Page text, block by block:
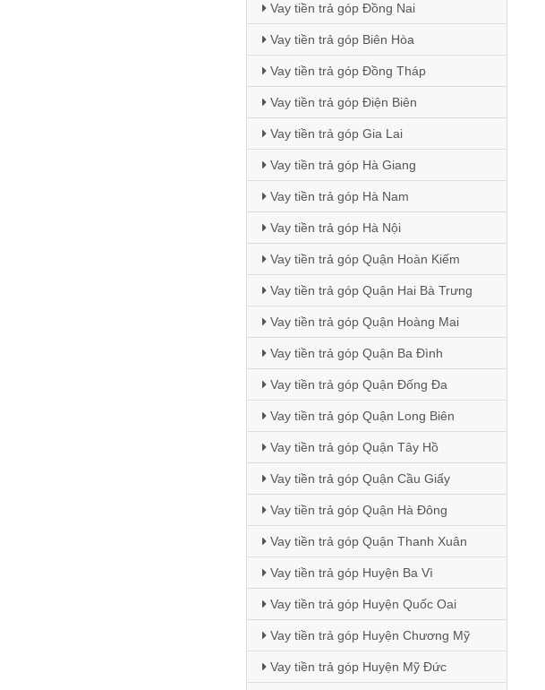
Vay tiền trả góp Đồng Nai
Vay tiền trả góp Biên Hòa
Vay tiền trả góp Đồng Tháp
Vay tiền trả góp Điện Biên
Vay tiền trả góp Gia Lai
Vay tiền trả góp Hà Giang
Vay tiền trả góp Hà Nam
Vay tiền trả góp Hà Nội
Vay tiền trả góp Quận Hoàn Kiếm
Vay tiền trả góp Quận Hai Bà Trưng
Vay tiền trả góp Quận Hoàng Mai
Vay tiền trả góp Quận Ba Đình
Vay tiền trả góp Quận Đống Đa
Vay tiền trả góp Quận Long Biên
Vay tiền trả góp Quận Tây Hồ
Vay tiền trả góp Quận Cầu Giấy
Vay tiền trả góp Quận Hà Đông
Vay tiền trả góp Quận Thanh Xuân
Vay tiền trả góp Huyện Ba Vì
Vay tiền trả góp Huyện Quốc Oai
Vay tiền trả góp Huyện Chương Mỹ
Vay tiền trả góp Huyện Mỹ Đức